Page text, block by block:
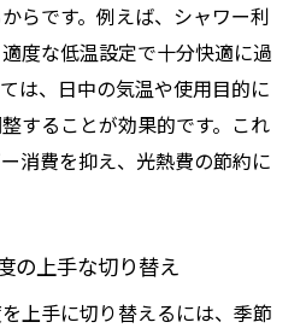
らです。例えば、シャワー利
度な低温設定で十分快適に過
は、日中の気温や使用目的に
することが効果的です。これ
消費を抑え、光熱費の節約に
の上手な切り替え
上手に切り替えるには、季節